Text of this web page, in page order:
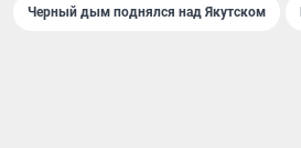
Черный дым поднялся над Якутском